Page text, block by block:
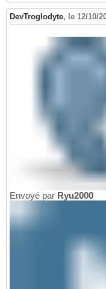
DevTroglodyte, le 12/10/
Envoyé par Ryu2000